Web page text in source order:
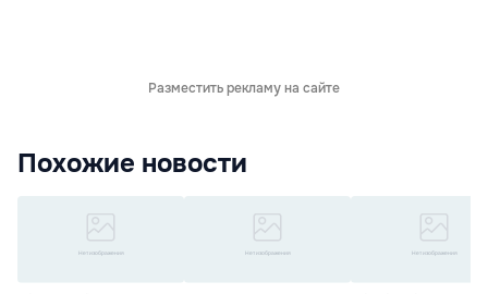
Разместить рекламу на сайте
Похожие новости